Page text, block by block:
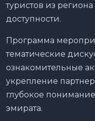
туристов из
доступности.
Программа
тематические
ознакомительные
укрепление
глубокое
эмирата.